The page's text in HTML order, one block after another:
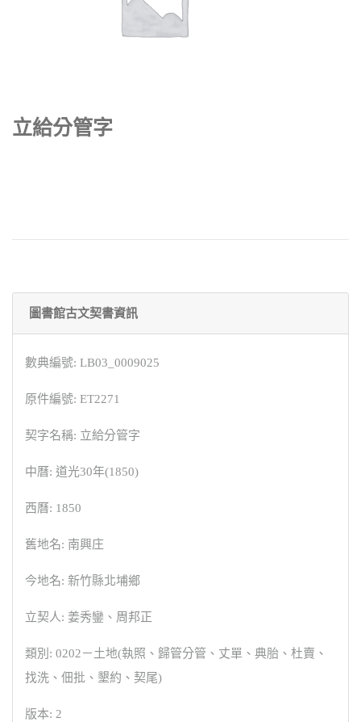
立給分管字
圖書館古文契書資訊
數典編號: LB03_0009025
原件編號: ET2271
契字名稱: 立給分管字
中曆: 道光30年(1850)
西曆: 1850
舊地名: 南興庄
今地名: 新竹縣北埔鄉
立契人: 姜秀鑾、周邦正
類別: 0202－土地(執照、歸管分管、丈單、典胎、杜賣、
找洗、佃批、墾約、契尾)
版本: 2